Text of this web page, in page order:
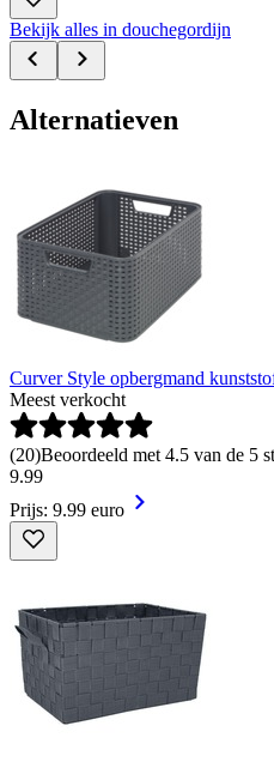
Bekijk alles in douchegordijn
Alternatieven
Curver Style opbergmand
Meest verkocht
(20)Beoordeeld met 4.5 van de 5
9.99
Prijs: 9.99 euro